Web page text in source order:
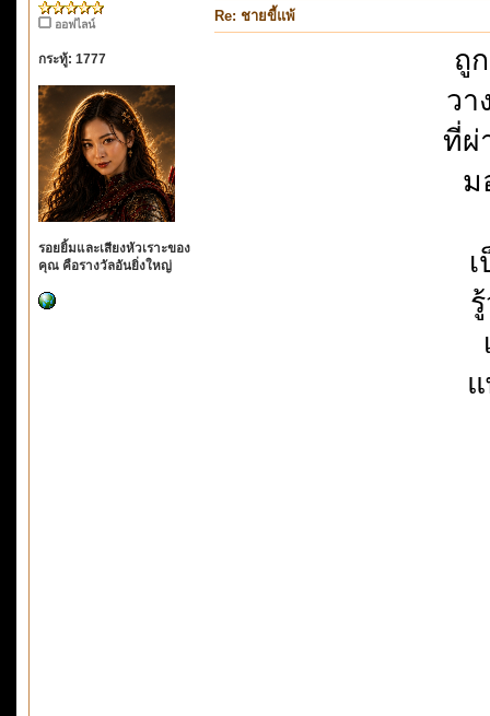
ออฟไลน์
กระทู้: 1777
รอยยิ้มและเสียงหัวเราะของ
คุณ คือรางวัลอันยิ่งใหญ่
Re: ชายขี้แพ้
ถู
วา
ที่ผ่
ม